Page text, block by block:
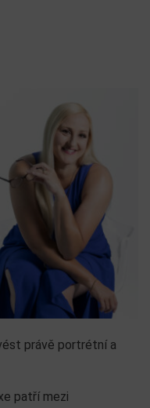
právě portrétní a
patří mezi